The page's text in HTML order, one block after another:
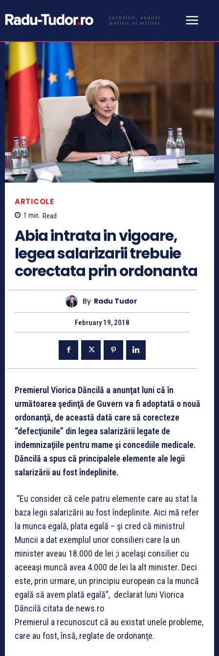
jurnalist, analist
politic si militar
ARTICOLE
1 min. Read
Abia intrata in vigoare,
legea salarizarii trebuie
corectata prin ordonanta
By Radu Tudor
February 19, 2018
Premierul Viorica Dăncilă a anunţat luni că în
următoarea şedinţă de Guvern va fi adoptată o nouă
ordonanţă, de această dată care să corecteze
“defecţiunile” din legea salarizării legate de
indemnizaţiile pentru mame şi concediile medicale.
Dăncilă a spus că principalele elemente ale legii
salarizării au fost îndeplinite.
“Eu consider că cele patru elemente care au stat la
baza legii salarizării au fost îndeplinite. Aici mă refer
la munca egală, plata egală – şi cred că ministrul
Muncii a dat exemplul unor consilieri care la un
minister aveau 18.000 de lei ;i acelaşi consilier cu
aceeaşi muncă avea 4.000 de lei la alt minister. Deci
este, prin urmare, un principiu european ca la muncă
egală să avem plată egală”, declarat luni Viorica
Dăncilă citata de news.ro
Premierul a recunoscut că au existat unele probleme,
care au fost, însă, reglate de ordonanţe.